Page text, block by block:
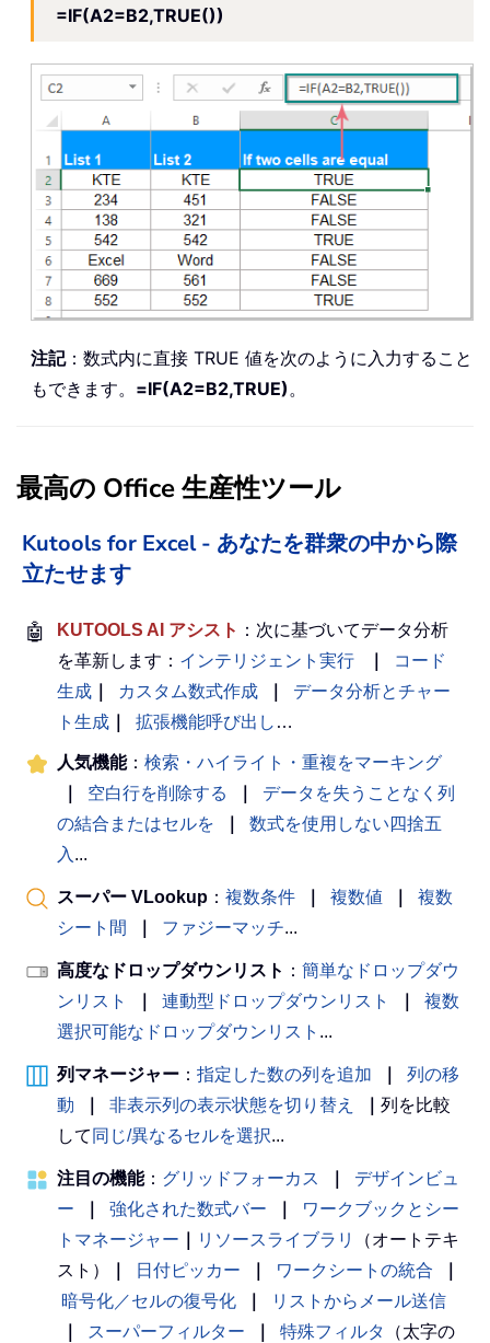
=IF(A2=B2,TRUE())
注記：数式内に直接 TRUE 値を次のように入力すること
もできます。 =IF(A2=B2,TRUE)。
最高の Office 生産性ツール
Kutools for Excel - あなたを群衆の中から際
立たせます
🤖 KUTOOLS AI アシスト ：次に基づいてデータ分析
を革新します： インテリジェント実行
コード
生成
カスタム数式作成
データ分析とチャー
ト生成
拡張機能呼び出し …
人気機能： 検索・ハイライト・重複をマーキング
空白行を削除する
データを失うことなく列
の結合またはセルを
数式を使用しない四捨五
入 ...
スーパー VLookup ： 複数条件 複数値
複数
シート間
ファジーマッチ...
高度なドロップダウンリスト ： 簡単なドロップダウ
ンリスト
連動型ドロップダウンリスト
複数
選択可能なドロップダウンリスト ...
列マネージャー ： 指定した数の列を追加
列の移
動
非表示列の表示状態を切り替え
列を比較
して 同じ/異なるセルを選択...
注目の機能： グリッドフォーカス
デザインビュ
ー
強化された数式バー
ワークブックとシー
トマネージャー
リソースライブラリ
（オートテキ
スト）
日付ピッカー ワークシートの統合
暗号化／セルの復号化
リストからメール送信
スーパーフィルター 特殊フィルタ
（太字の